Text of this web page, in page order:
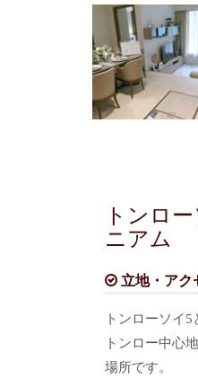
トンロ
ニアム
立地・アク
トンローソイ
トンロー中心
場所です。